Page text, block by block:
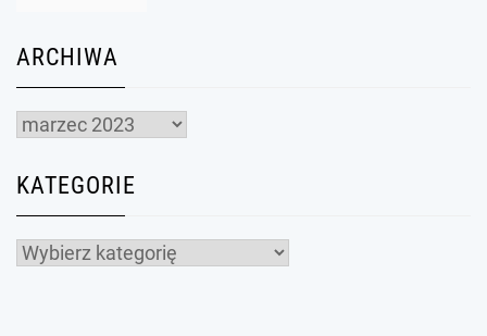
ARCHIWA
Archiwa
KATEGORIE
Kategorie